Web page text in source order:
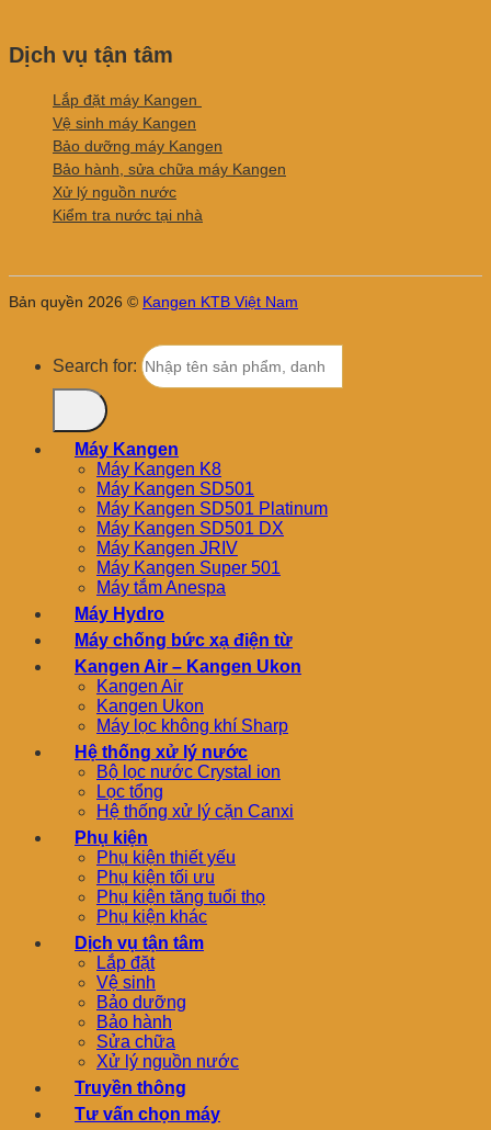
Dịch vụ tận tâm
Lắp đặt máy Kangen
Vệ sinh máy Kangen
Bảo dưỡng máy Kangen
Bảo hành, sửa chữa máy Kangen
Xử lý nguồn nước
Kiểm tra nước tại nhà
Bản quyền 2026 © Kangen KTB Việt Nam
Search for:
Máy Kangen
Máy Kangen K8
Máy Kangen SD501
Máy Kangen SD501 Platinum
Máy Kangen SD501 DX
Máy Kangen JRIV
Máy Kangen Super 501
Máy tắm Anespa
Máy Hydro
Máy chống bức xạ điện từ
Kangen Air – Kangen Ukon
Kangen Air
Kangen Ukon
Máy lọc không khí Sharp
Hệ thống xử lý nước
Bộ lọc nước Crystal ion
Lọc tổng
Hệ thống xử lý cặn Canxi
Phụ kiện
Phụ kiện thiết yếu
Phụ kiện tối ưu
Phụ kiện tăng tuổi thọ
Phụ kiện khác
Dịch vụ tận tâm
Lắp đặt
Vệ sinh
Bảo dưỡng
Bảo hành
Sửa chữa
Xử lý nguồn nước
Truyền thông
Tư vấn chọn máy